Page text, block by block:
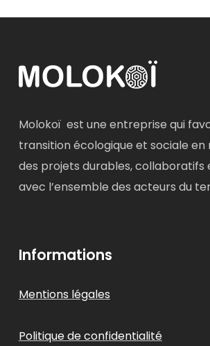
Molokoï est une entreprise qui
transition écologique et sociale en
des projets durables, collaboratifs
avec l’ensemble des acteurs du
Informations
Mentions légales
Politique de confidentialité